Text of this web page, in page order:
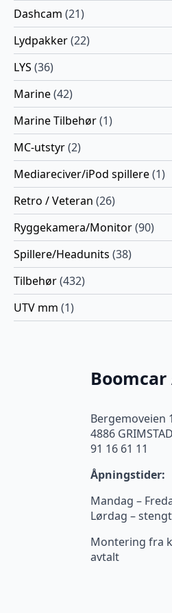
Dashcam (21)
Lydpakker(22)
LYS (36)
Marine(42)
Marine Tilbehør(1)
MC-utstyr(2)
Mediareciver/iPod spillere(1)
Retro / Veteran (26)
Ryggekamera/Monitor(90)
Spillere/Headunits (38)
Tilbehør(432)
UTV mm (1)
Boomcar
Bergemoveien
4886 GRIMSTAD
91 16 61 11
Åpningstider:
Mandag –
Lørdag – stengt
Montering fra
avtalt